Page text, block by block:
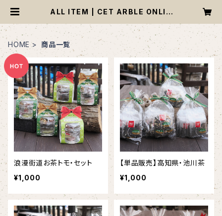
ALL ITEM | CET ARBLE ONLIN
HOME 商品一覧
浪漫街道お茶トモ・セット
¥1,000
【単品販売】高知県・池川茶
¥1,000